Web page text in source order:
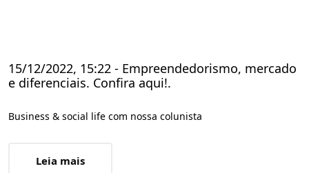
15/12/2022, 15:22 - Empreendedorismo, mercado
e diferenciais. Confira aqui!.
Business & social life com nossa colunista
Leia mais